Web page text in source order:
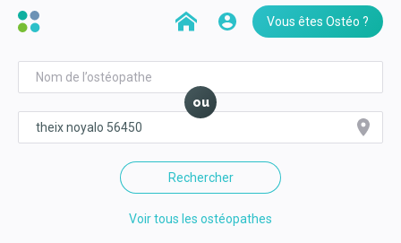
Vous êtes Ostéo ?
ou
Rechercher
Voir tous les ostéopathes